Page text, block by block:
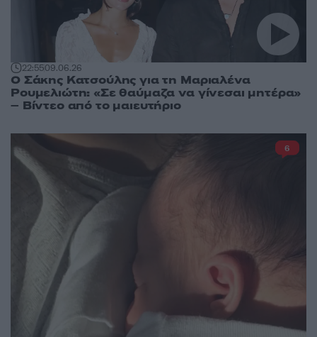
22:5509.06.26
Ο Σάκης Κατσούλης για τη Μαριαλένα
Ρουμελιώτη: «Σε θαύμαζα να γίνεσαι μητέρα»
– Βίντεο από το μαιευτήριο
6